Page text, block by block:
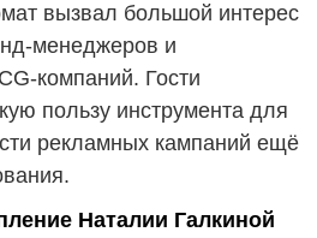
вызвал большой интерес
менеджеров и
компаний. Гости
пользу инструмента для
рекламных кампаний ещё
Наталии Галкиной